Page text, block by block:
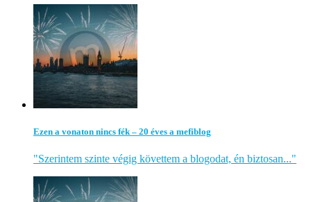
Ezen a vonaton nincs fék – 20 éves a mefiblog
"Szerintem szinte végig követtem a blogodat, én biztosan..."